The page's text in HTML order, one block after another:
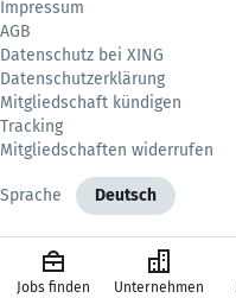
Impressum
AGB
Datenschutz bei XING
Datenschutzerklärung
Mitgliedschaft kündigen
Tracking
Mitgliedschaften widerrufen
Sprache Deutsch
Jobs finden Unternehmen